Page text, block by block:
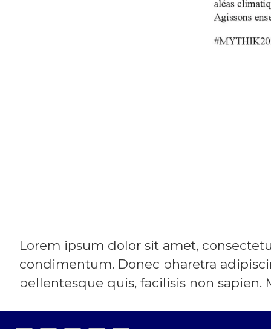
Lorem ipsum dolor sit amet,
condimentum. Donec pharetra
pellentesque quis, facilisis non